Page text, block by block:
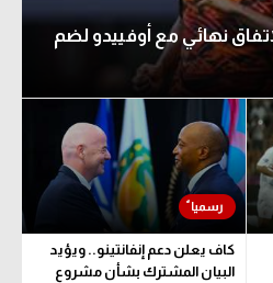
نهائي مع أوفييدو لضم
كاف يعلن دعم إنفانتينو.. ويؤيد
البيان المشترك بشأن مشروع